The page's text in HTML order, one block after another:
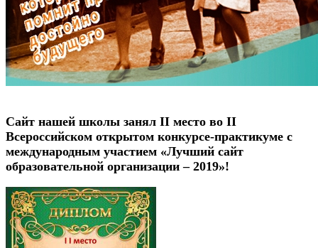
Сайт нашей школы занял II место во II
Всероссийском открытом конкурсе-практикуме с
международным участием «Лучший сайт
образовательной организации – 2019»!